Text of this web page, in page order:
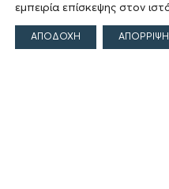
εμπειρία επίσκεψης στον
ΑΠΟΔΟΧΗ ΑΠΟΡΡΙΨΗ